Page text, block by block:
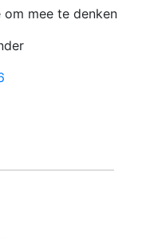
mee te denken